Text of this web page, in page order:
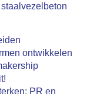
ontwikkelen
PR en